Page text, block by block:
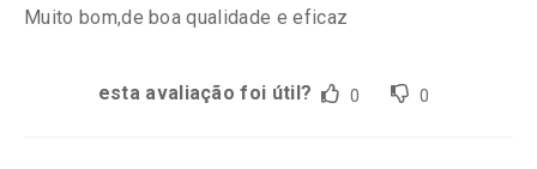
Muito bom,de boa qualidade e eficaz
esta avaliação foi útil? 0 0